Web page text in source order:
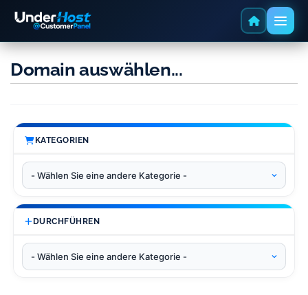
Domain auswählen...
KATEGORIEN
DURCHFÜHREN